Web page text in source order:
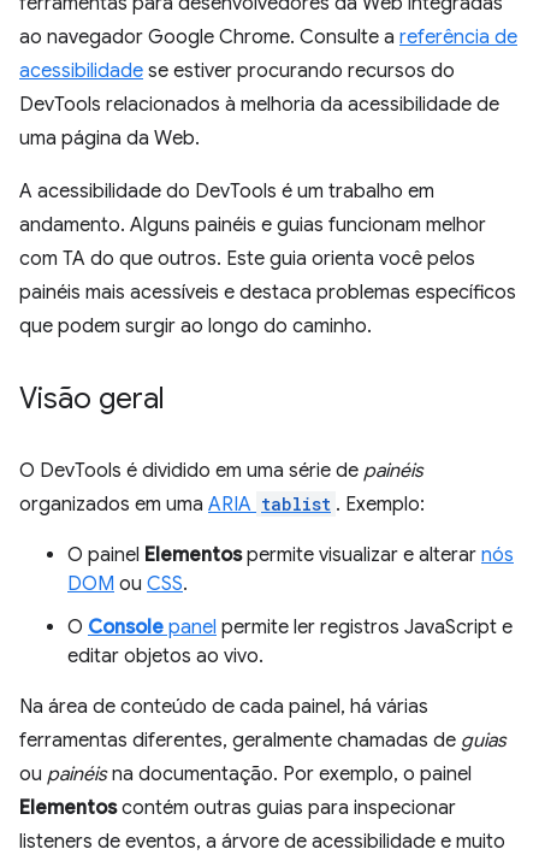
ao navegador Google Chrome. Consulte a referência de
acessibilidade se estiver procurando recursos do
DevTools relacionados à melhoria da acessibilidade de
uma página da Web.
A acessibilidade do DevTools é um trabalho em
andamento. Alguns painéis e guias funcionam melhor
com TA do que outros. Este guia orienta você pelos
painéis mais acessíveis e destaca problemas específicos
que podem surgir ao longo do caminho.
Visão geral
O DevTools é dividido em uma série de painéis
organizados em uma ARIA tablist . Exemplo:
O painel Elementospermite visualizar e alterar nós
DOM ou CSS.
O Console panel permite ler registros JavaScript e
editar objetos ao vivo.
Na área de conteúdo de cada painel, há várias
ferramentas diferentes, geralmente chamadas de guias
ou painéisna documentação. Por exemplo, o painel
Elementoscontém outras guias para inspecionar
listeners de eventos, a árvore de acessibilidade e muito